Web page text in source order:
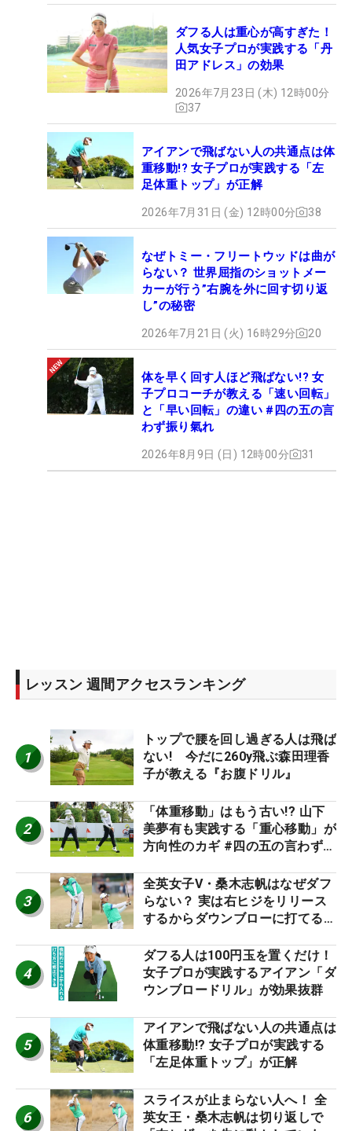
ダフる人は重心が高すぎた！
人気女子プロが実践する「丹
田アドレス」の効果
2026年7月23日 (木) 12時00分
37
アイアンで飛ばない人の共通点は体
重移動!? 女子プロが実践する「左
足体重トップ」が正解
2026年7月31日 (金) 12時00分 38
なぜトミー・フリートウッドは曲が
らない？ 世界屈指のショットメー
カーが行う”右腕を外に回す切り返
し”の秘密
2026年7月21日 (火) 16時29分 20
体を早く回す人ほど飛ばない!? 女
子プロコーチが教える「速い回転」
と「早い回転」の違い #四の五の言
わず振り氣れ
2026年8月9日 (日) 12時00分 31
レッスン 週間アクセスランキング
1
トップで腰を回し過ぎる人は飛ば
ない! 今だに260y飛ぶ森田理香
子が教える『お腹ドリル』
2
「体重移動」はもう古い!? 山下
美夢有も実践する「重心移動」が
方向性のカギ #四の五の言わず振
3
全英女子V・桑木志帆はなぜダフ
らない？ 実は右ヒジをリリース
するからダウンブローに打てる #
4
ダフる人は100円玉を置くだけ！
女子プロが実践するアイアン「ダ
ウンブロードリル」が効果抜群
5
アイアンで飛ばない人の共通点は
体重移動!? 女子プロが実践する
「左足体重トップ」が正解
6
スライスが止まらない人へ！ 全
英女王・桑木志帆は切り返しで